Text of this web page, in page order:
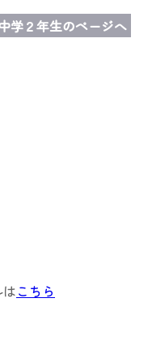
学２年生のページへ
こちら